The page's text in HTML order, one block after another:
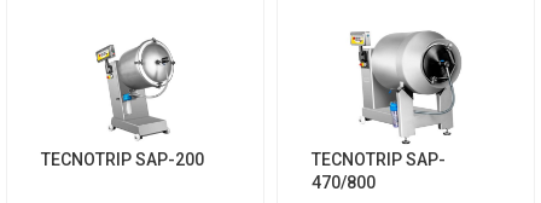
TECNOTRIP SAP-200
TECNOTRIP SAP-
470/800